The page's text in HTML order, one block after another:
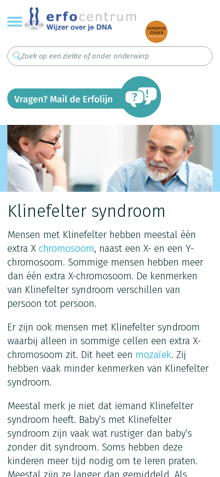
Overslaan
en
naar
inhoud
gaan
Klinefelter syndroom
Mensen met Klinefelter hebben meestal één
extra X chromosoom, naast een X- en een Y-
chromosoom. Sommige mensen hebben meer
dan één extra X-chromosoom. De kenmerken
van Klinefelter syndroom verschillen van
persoon tot persoon.
Er zijn ook mensen met Klinefelter syndroom
waarbij alleen in sommige cellen een extra X-
chromosoom zit. Dit heet een mozaïek. Zij
hebben vaak minder kenmerken van Klinefelter
syndroom.
Meestal merk je niet dat iemand Klinefelter
syndroom heeft. Baby’s met Klinefelter
syndroom zijn vaak wat rustiger dan baby’s
zonder dit syndroom. Soms hebben deze
kinderen meer tijd nodig om te leren praten.
Meestal zijn ze langer dan gemiddeld. Als